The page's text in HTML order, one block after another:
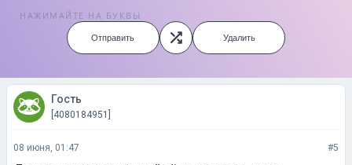
НАЖИМАЙТЕ НА БУКВЫ
Отправить Удалить
Гость
[4080184951]
08 июня, 01:47 #5